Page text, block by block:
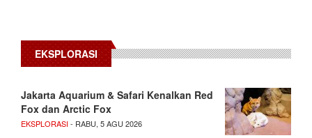
EKSPLORASI
Jakarta Aquarium & Safari Kenalkan Red
Fox dan Arctic Fox
EKSPLORASI- RABU, 5 AGU 2026